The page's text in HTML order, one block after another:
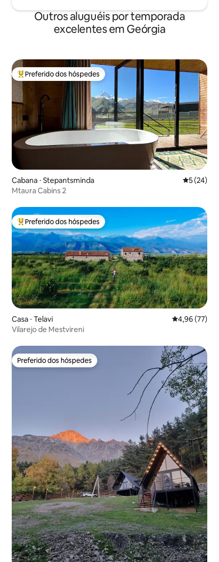
Outros aluguéis por temporada
excelentes em Geórgia
Entre os melhores preferidos dos hóspedes
Preferido dos hóspedes
Cabana ⋅ Stepantsminda 5 de uma
5 (24)
Mtaura Cabins 2
Entre os melhores preferidos dos hóspedes
Preferido dos hóspedes
Casa ⋅ Telavi 4,96 de uma
4,96 (77)
Vilarejo de Mestvireni
Preferido dos hóspedes
Preferido dos hóspedes